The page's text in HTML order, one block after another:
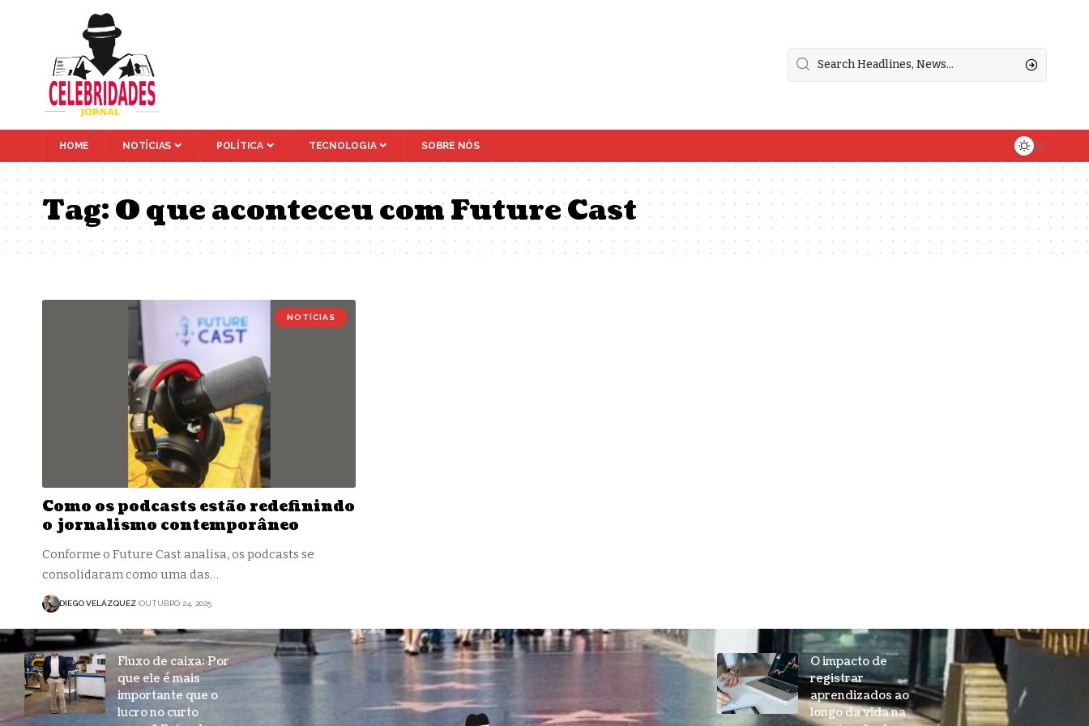
HOME NOTÍCIAS POLÍTICA TECNOLOGIA SOBRE NÓS
Tag:O que aconteceu com Future Cast
NOTÍCIAS
Como os podcasts estão redefinindo
o jornalismo contemporâneo
Conforme o Future Cast analisa, os podcasts se
consolidaram como uma das…
DIEGO VELÁZQUEZ OUTUBRO 24, 2025
Fluxo de caixa: Por
que ele é mais
importante que o
lucro no curto
O impacto de
registrar
aprendizados ao
longo da vida na